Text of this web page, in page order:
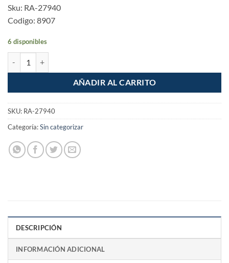
Sku: RA-27940
Codigo: 8907
6 disponibles
AÑADIR AL CARRITO
SKU: RA-27940
Categoría:Sin categorizar
DESCRIPCIÓN
INFORMACIÓN ADICIONAL